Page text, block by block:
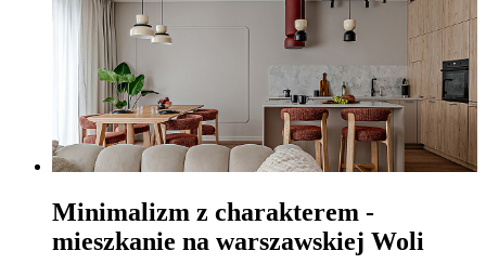
Minimalizm z charakterem -
mieszkanie na warszawskiej Woli